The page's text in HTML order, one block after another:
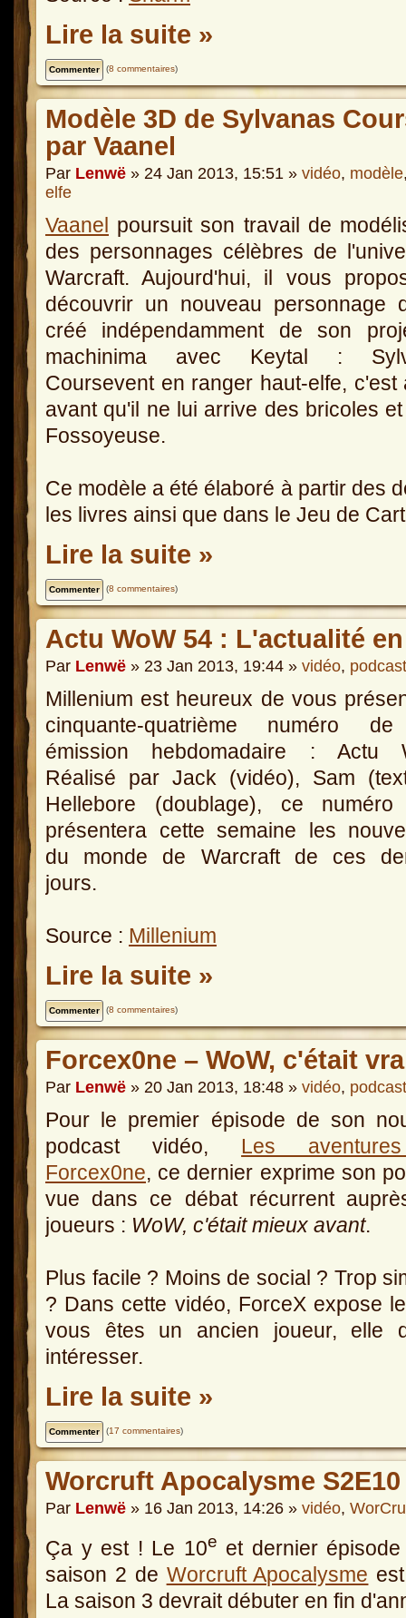
Lire la suite »
(8 commentaires)
Modèle 3D de Sylvanas
par Vaanel
Par Lenwë » 24 Jan 2013, 15:51 » vidéo, modèle
elfe
Vaanel poursuit son travail de
des personnages célèbres de
Warcraft. Aujourd'hui, il vous
découvrir un nouveau personnage
créé indépendamment de son
machinima avec Keytal :
Coursevent en ranger haut-elfe, c'est
avant qu'il ne lui arrive des bricoles
Fossoyeuse.
Ce modèle a été élaboré à partir des
les livres ainsi que dans le Jeu de
Lire la suite »
(8 commentaires)
Actu WoW 54 : L'actualité
Par Lenwë » 23 Jan 2013, 19:44 » vidéo, podcast
Millenium est heureux de vous
cinquante-quatrième numéro
émission hebdomadaire : Actu
Réalisé par Jack (vidéo), Sam
Hellebore (doublage), ce numéro
présentera cette semaine les
du monde de Warcraft de ces
jours.
Source : Millenium
Lire la suite »
(8 commentaires)
Forcex0ne – WoW, c'était
Par Lenwë » 20 Jan 2013, 18:48 » vidéo, podcast
Pour le premier épisode de son
podcast vidéo, Les
Forcex0ne, ce dernier exprime son
vue dans ce débat récurrent
joueurs : WoW, c'était mieux avant.
Plus facile ? Moins de social ? Trop
? Dans cette vidéo, ForceX expose
vous êtes un ancien joueur, elle
intéresser.
Lire la suite »
(17 commentaires)
Worcruft Apocalysme S2E10
Par Lenwë » 16 Jan 2013, 14:26 » vidéo,
Ça y est ! Le 10e et dernier
saison 2 de Worcruft Apocalysme
La saison 3 devrait débuter en fin